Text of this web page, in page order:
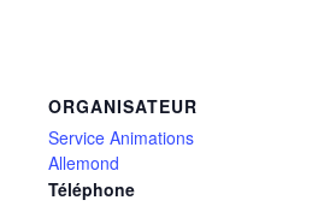
ORGANISATEUR
Service Animations
Allemond
Téléphone